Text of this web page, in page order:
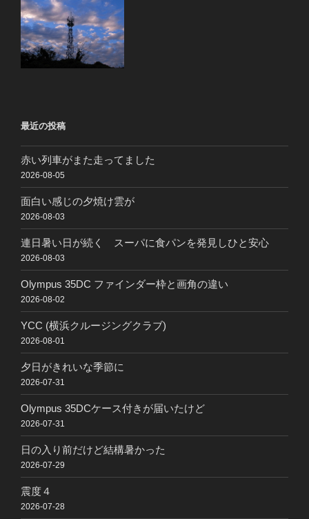
最近の投稿
赤い列車がまた走ってました
2026-08-05
面白い感じの夕焼け雲が
2026-08-03
連日暑い日が続く スーパに食パンを発見しひと安心
2026-08-03
Olympus 35DC ファインダー枠と画角の違い
2026-08-02
YCC (横浜クルージングクラブ)
2026-08-01
夕日がきれいな季節に
2026-07-31
Olympus 35DCケース付きが届いたけど
2026-07-31
日の入り前だけど結構暑かった
2026-07-29
震度４
2026-07-28